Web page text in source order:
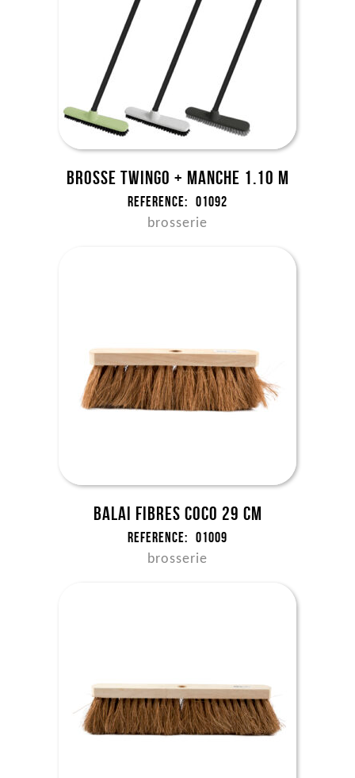
Brosse Twingo + manche 1.10 m
Reference: 01092
brosserie
Balai fibres coco 29 cm
Reference: 01009
brosserie